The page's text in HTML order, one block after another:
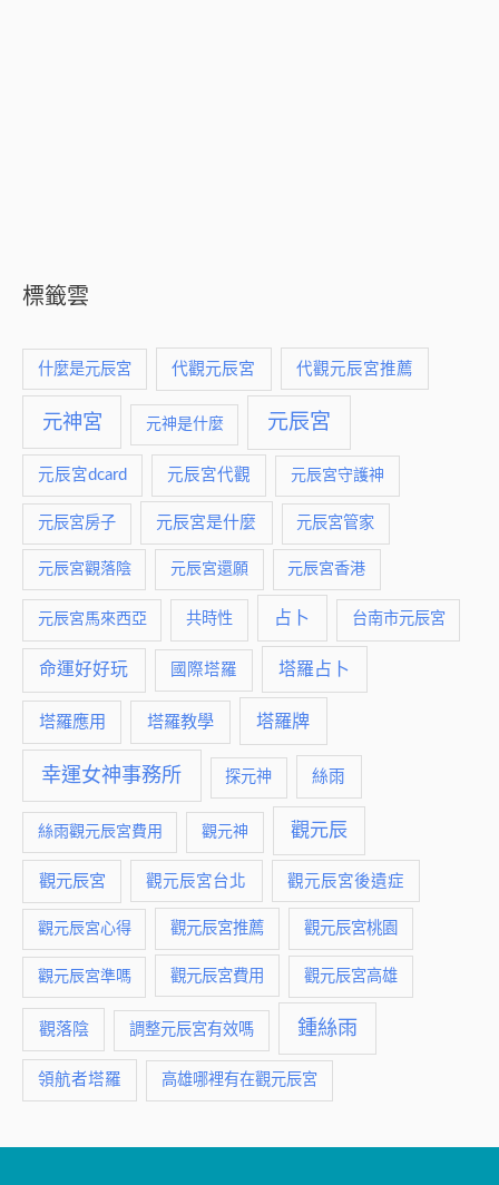
標籤雲
什麼是元辰宮 代觀元辰宮 代觀元辰宮推薦
元神宮 元神是什麼 元辰宮
元辰宮dcard 元辰宮代觀 元辰宮守護神
元辰宮房子 元辰宮是什麼 元辰宮管家
元辰宮觀落陰 元辰宮還願 元辰宮香港
元辰宮馬來西亞 共時性 占卜 台南市元辰宮
命運好好玩 國際塔羅 塔羅占卜
塔羅應用 塔羅教學 塔羅牌
幸運女神事務所 探元神 絲雨
絲雨觀元辰宮費用 觀元神 觀元辰
觀元辰宮 觀元辰宮台北 觀元辰宮後遺症
觀元辰宮心得 觀元辰宮推薦 觀元辰宮桃園
觀元辰宮準嗎 觀元辰宮費用 觀元辰宮高雄
觀落陰 調整元辰宮有效嗎 鍾絲雨
領航者塔羅 高雄哪裡有在觀元辰宮